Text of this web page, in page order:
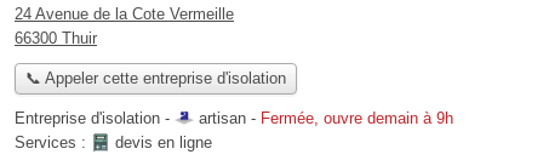
24 Avenue de la Cote Vermeille
66300 Thuir
📞 Appeler cette entreprise d'isolation
Entreprise d'isolation - artisan - Fermée, ouvre demain à 9h
Services :
devis en ligne